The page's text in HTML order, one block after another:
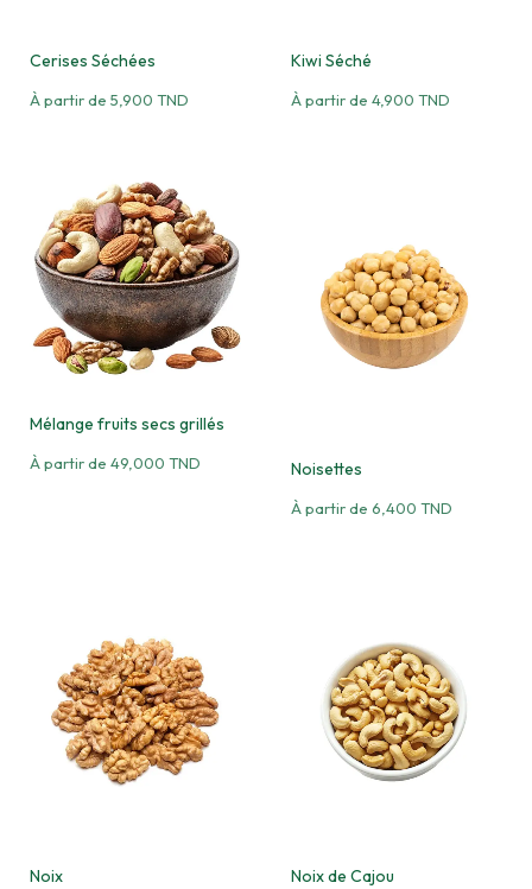
Cerises Séchées
À partir de 5,900 TND
Kiwi Séché
À partir de 4,900 TND
Mélange fruits secs grillés
À partir de 49,000 TND Noisettes
À partir de 6,400 TND
Noix Noix de Cajou